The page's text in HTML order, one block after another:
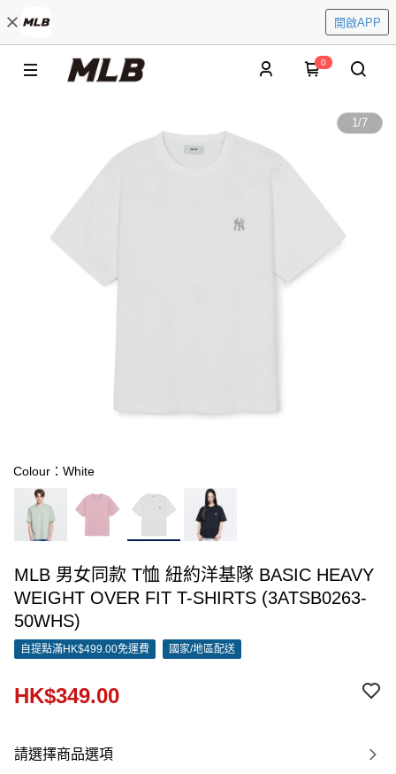
開啟APP
0
1/7
Colour：White
MLB 男女同款 T恤 紐約洋基隊 BASIC HEAVY
WEIGHT OVER FIT T-SHIRTS (3ATSB0263-
50WHS)
自提點滿HK$499.00免運費 國家/地區配送
HK$349.00
請選擇商品選項